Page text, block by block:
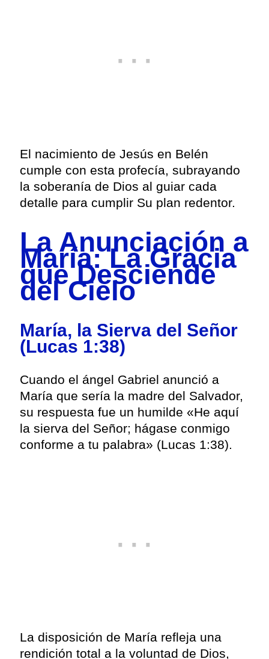
El nacimiento de Jesús en Belén
cumple con esta profecía, subrayando
la soberanía de Dios al guiar cada
detalle para cumplir Su plan redentor.
La Anunciación a
María: La Gracia
que Desciende
del Cielo
María, la Sierva del Señor
(Lucas 1:38)
Cuando el ángel Gabriel anunció a
María que sería la madre del Salvador,
su respuesta fue un humilde «He aquí
la sierva del Señor; hágase conmigo
conforme a tu palabra» (Lucas 1:38).
La disposición de María refleja una
rendición total a la voluntad de Dios,